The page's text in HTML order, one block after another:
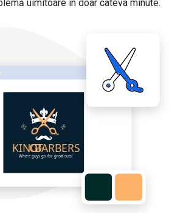
uimitoare în doar câteva minute.